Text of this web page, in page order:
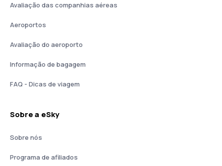
Avaliação das companhias aéreas
Aeroportos
Avaliação do aeroporto
Informação de bagagem
FAQ - Dicas de viagem
Sobre a eSky
Sobre nós
Programa de afiliados